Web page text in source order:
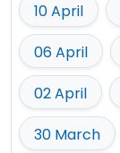
10 April
06 April
02 April
30 March